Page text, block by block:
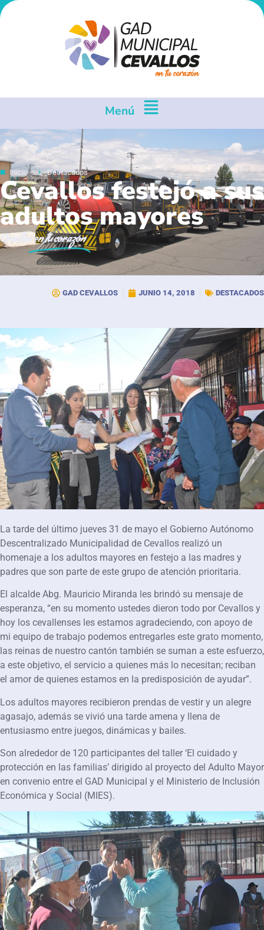
Menú
Inicio Destacados
Cevallos festejó a sus
adultos mayores
Cevallosen tu corazón
GAD CEVALLOS JUNIO 14, 2018 DESTACADOS
La tarde del último jueves 31 de mayo el Gobierno Autónomo
Descentralizado Municipalidad de Cevallos realizó un
homenaje a los adultos mayores en festejo a las madres y
padres que son parte de este grupo de atención prioritaria.
El alcalde Abg. Mauricio Miranda les brindó su mensaje de
esperanza, “en su momento ustedes dieron todo por Cevallos y
hoy los cevallenses les estamos agradeciendo, con apoyo de
mi equipo de trabajo podemos entregarles este grato momento,
las reinas de nuestro cantón también se suman a este esfuerzo,
a este objetivo, el servicio a quienes más lo necesitan; reciban
el amor de quienes estamos en la predisposición de ayudar”.
Los adultos mayores recibieron prendas de vestir y un alegre
agasajo, además se vivió una tarde amena y llena de
entusiasmo entre juegos, dinámicas y bailes.
Son alrededor de 120 participantes del taller ‘El cuidado y
protección en las familias’ dirigido al proyecto del Adulto Mayor
en convenio entre el GAD Municipal y el Ministerio de Inclusión
Económica y Social (MIES).